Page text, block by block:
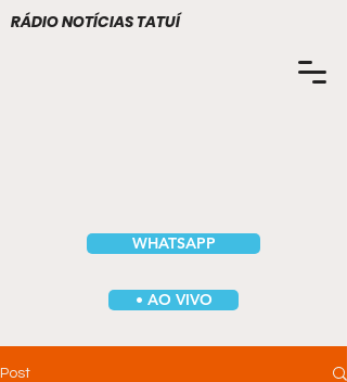
WHATSAPP
RÁDIO NOTÍCIAS TATUÍ
• AO VIVO
Post